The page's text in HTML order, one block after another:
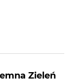
Zieleń